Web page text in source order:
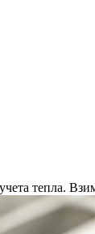
тепла.